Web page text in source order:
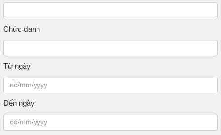
Chức danh
Từ ngày
Đến ngày